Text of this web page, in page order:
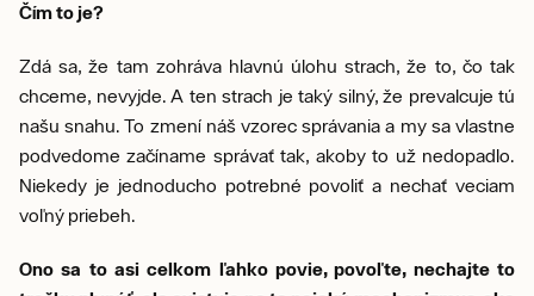
Čím to je?
Zdá sa, že tam zohráva hlavnú úlohu strach, že to, čo tak
chceme, nevyjde. A ten strach je taký silný, že prevalcuje tú
našu snahu. To zmení náš vzorec správania a my sa vlastne
podvedome začíname správať tak, akoby to už nedopadlo.
Niekedy je jednoducho potrebné povoliť a nechať veciam
voľný priebeh.
Ono sa to asi celkom ľahko povie, povoľte, nechajte to